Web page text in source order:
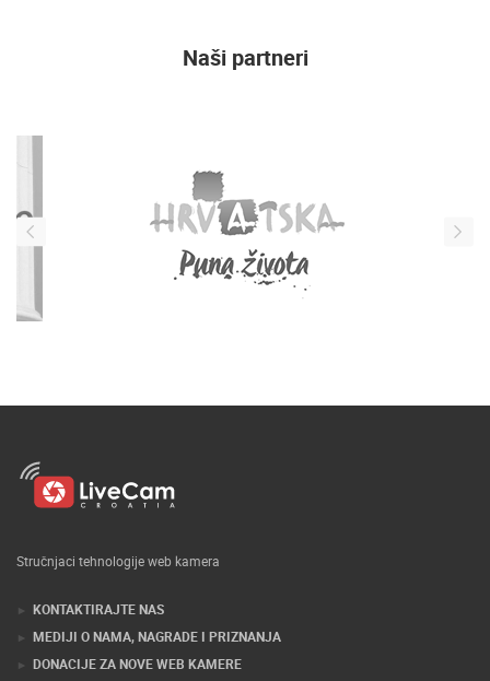
Naši partneri
Stručnjaci tehnologije web kamera
KONTAKTIRAJTE NAS
MEDIJI O NAMA, NAGRADE I PRIZNANJA
DONACIJE ZA NOVE WEB KAMERE